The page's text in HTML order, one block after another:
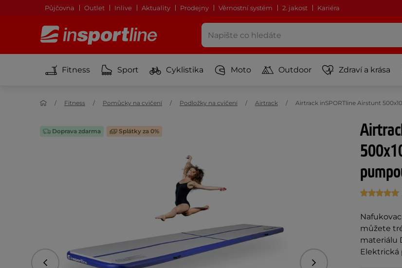
Půjčovna Outlet Inlive Aktuality Prodejny Věrnostní systém 2. jakost Kariéra
Fitness Sport Cyklistika Moto Outdoor Zdraví a krása
Fitness Pomůcky na cvičení Podložky na cvičení Airtrack Airtrack inSPORTline Airstunt
můžete
materiálu
Elektrická
Doprava zdarma Splátky za 0%
Předchozí Následující